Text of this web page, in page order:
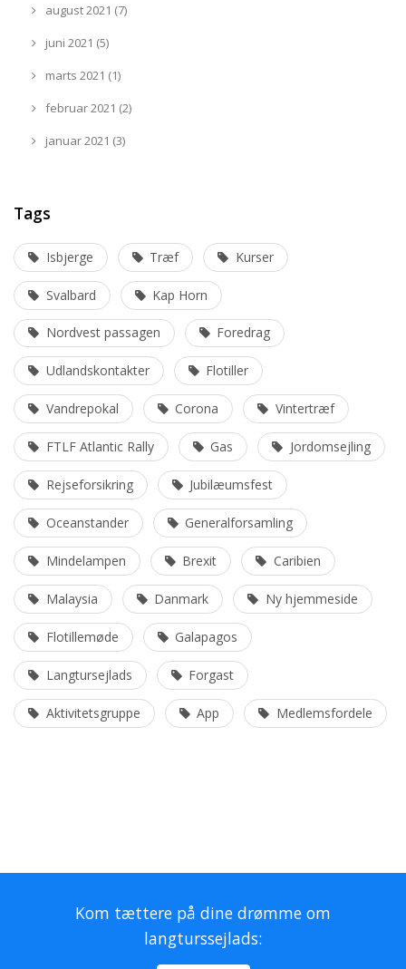
august 2021 (7)
juni 2021 (5)
marts 2021 (1)
februar 2021 (2)
januar 2021 (3)
Tags
Isbjerge Træf Kurser
Svalbard Kap Horn
Nordvest passagen Foredrag
Udlandskontakter Flotiller
Vandrepokal Corona Vintertræf
FTLF Atlantic Rally Gas Jordomsejling
Rejseforsikring Jubilæumsfest
Oceanstander Generalforsamling
Mindelampen Brexit Caribien
Malaysia Danmark Ny hjemmeside
Flotillemøde Galapagos
Langtursejlads Forgast
Aktivitetsgruppe App Medlemsfordele
Kom tættere på dine drømme om
langturssejlads: